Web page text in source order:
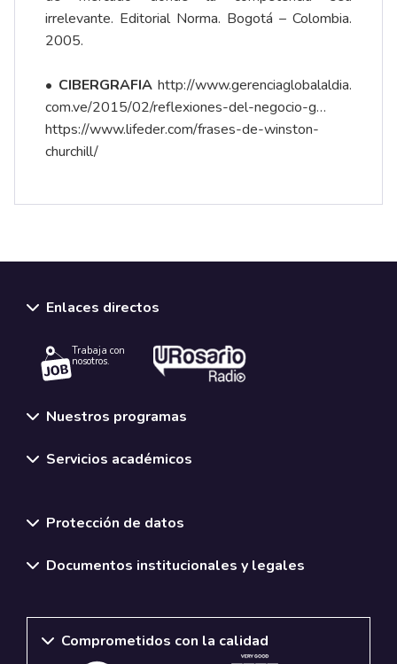
irrelevante. Editorial Norma. Bogotá – Colombia.
2005.
• CIBERGRAFIA http://www.gerenciaglobalaldia.
com.ve/2015/02/reflexiones-del-negocio-g…
https://www.lifeder.com/frases-de-winston-
churchill/
Enlaces directos
Trabaja con
nosotros.
Nuestros programas
Servicios académicos
Protección de datos
Documentos institucionales y legales
Comprometidos con la calidad